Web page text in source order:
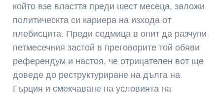
който взе властта преди шест месеца, заложи
политическта си кариера на изхода от
плебисцита. Преди седмица в опит да разчупи
петмесечния застой в преговорите той обяви
референдум и настоя, че отрицателен вот ще
доведе до реструктуриране на дълга на
Гърция и смекчаване на условията на